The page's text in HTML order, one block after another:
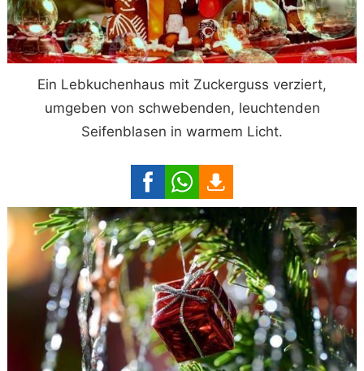
Ein Lebkuchenhaus mit Zuckerguss verziert,
umgeben von schwebenden, leuchtenden
Seifenblasen in warmem Licht.